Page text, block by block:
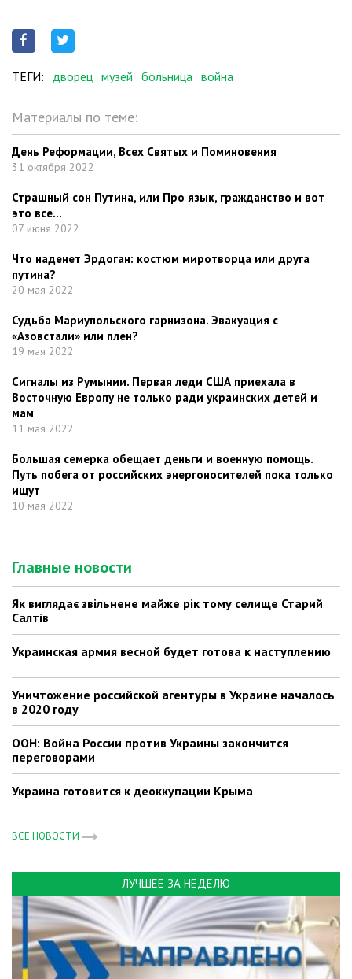
ТЕГИ: дворец музей больница война
Материалы по теме:
День Реформации, Всех Святых и Поминовения
31 октября 2022
Страшный сон Путина, или Про язык, гражданство и вот
это все…
07 июня 2022
Что наденет Эрдоган: костюм миротворца или друга
путина?
20 мая 2022
Судьба Мариупольского гарнизона. Эвакуация с
«Азовстали» или плен?
19 мая 2022
Сигналы из Румынии. Первая леди США приехала в
Восточную Европу не только ради украинских детей и
мам
11 мая 2022
Большая семерка обещает деньги и военную помощь.
Путь побега от российских энергоносителей пока только
ищут
10 мая 2022
Главные новости
Як виглядає звільнене майже рік тому селище Старий
Салтів
Украинская армия весной будет готова к наступлению
Уничтожение российской агентуры в Украине началось
в 2020 году
ООН: Война России против Украины закончится
переговорами
Украина готовится к деоккупации Крыма
ВСЕ НОВОСТИ
ЛУЧШЕЕ ЗА НЕДЕЛЮ